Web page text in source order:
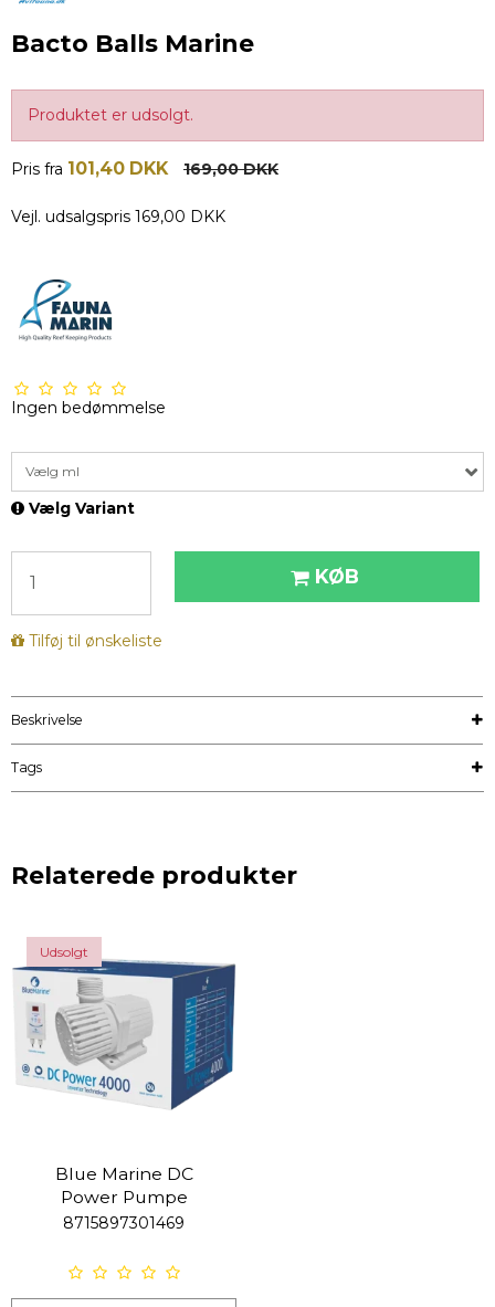
Bacto Balls Marine
Produktet er udsolgt.
Pris fra 101,40 DKK 169,00 DKK
Vejl. udsalgspris 169,00 DKK
Ingen bedømmelse
Vælg ml
Vælg Variant
KØB
Tilføj til ønskeliste
Beskrivelse
Tags
Relaterede produkter
Udsolgt
Blue Marine DC
Power Pumpe
8715897301469